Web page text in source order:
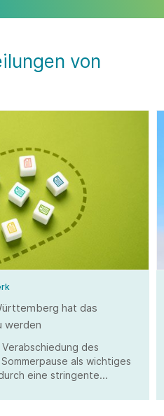
von
hat das
werden
des
als wichtiges
eine stringente